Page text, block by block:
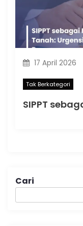
17 April 2026
Tak Berkategori
Cari